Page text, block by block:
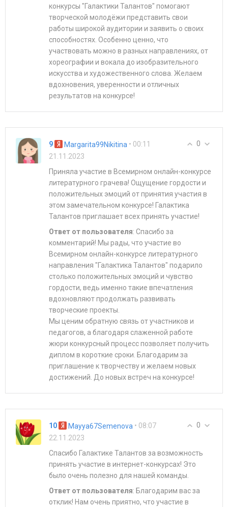
конкурсы "Галактики Талантов" помогают
творческой молодёжи представить свои
работы широкой аудитории и заявить о своих
способностях. Особенно ценно, что
участвовать можно в разных направлениях, от
хореографии и вокала до изобразительного
искусства и художественного слова. Желаем
вдохновения, уверенности и отличных
результатов на конкурсе!
0
9 Margarita99Nikitina • 00:11
21.11.2023
Приняла участие в Всемирном онлайн-конкурсе
литературного грачева! Ощущение гордости и
положительных эмоций от принятия участия в
этом замечательном конкурсе! Галактика
Талантов приглашает всех принять участие!
Ответ от пользователя: Спасибо за
комментарий! Мы рады, что участие во
Всемирном онлайн-конкурсе литературного
направления "Галактика Талантов" подарило
столько положительных эмоций и чувство
гордости, ведь именно такие впечатления
вдохновляют продолжать развивать
творческие проекты.
Мы ценим обратную связь от участников и
педагогов, а благодаря слаженной работе
жюри конкурсный процесс позволяет получить
диплом в короткие сроки. Благодарим за
приглашение к творчеству и желаем новых
достижений. До новых встреч на конкурсе!
0
10 Mayya67Semenova • 08:07
22.11.2023
Спасибо Галактике Талантов за возможность
принять участие в интернет-конкурсах! Это
было очень полезно для нашей команды.
Ответ от пользователя: Благодарим вас за
отклик! Нам очень приятно, что участие в